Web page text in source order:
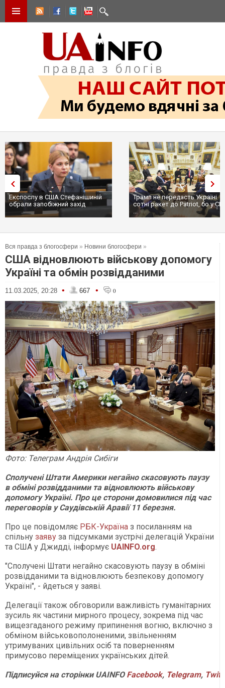
Експослу в США Стефанішиній
обрали запобіжний захід
Трамп не передасть Україні
сотні ракет до Patriot, бо у
...
Вся правда з блогосфери » Новини блогосфери »
США відновлюють військову допомогу
Україні та обмін розвідданими
11.03.2025, 20:28 • 667 • 0
Фото: Телеграм Андрія Сибіги
Сполучені Штати Америки негайно скасовують паузу
в обміні розвідданими та відновлюють військову
допомогу Україні. Про це сторони домовилися під час
переговорів у Саудівській Аравії 11 березня.
Про це повідомляє РБК-Україна з посиланням на
спільну заяву за підсумками зустрічі делегацій України
та США у Джидді, інформує UAINFO.org.
"Сполучені Штати негайно скасовують паузу в обміні
розвідданими та відновлюють безпекову допомогу
Україні", - йдеться у заяві.
Делегації також обговорили важливість гуманітарних
зусиль як частини мирного процесу, зокрема під час
вищезгаданого режиму припинення вогню, включно з
обміном військовополоненими, звільненням
утримуваних цивільних осіб та поверненням
примусово переміщених українських дітей.
ПідписуйсянасторінкиUAINFO Facebook, Telegram,